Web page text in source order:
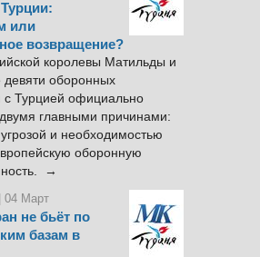
или
возвращение?
королевы Матильды и
девяти оборонных
с Турцией официально
главными причинами:
и необходимостью
оборонную
→
| 04 Март
не бьёт по
базам в